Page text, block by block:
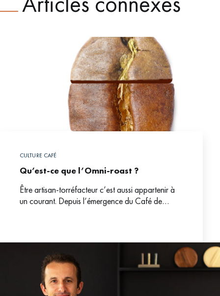
CULTURE CAFÉ
Qu’est-ce que l’Omni-roast ?
Être artisan-torréfacteur c’est aussi appartenir à
un courant. Depuis l’émergence du Café de